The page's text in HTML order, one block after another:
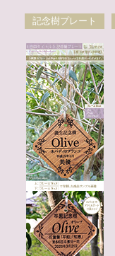
記念樹プレート